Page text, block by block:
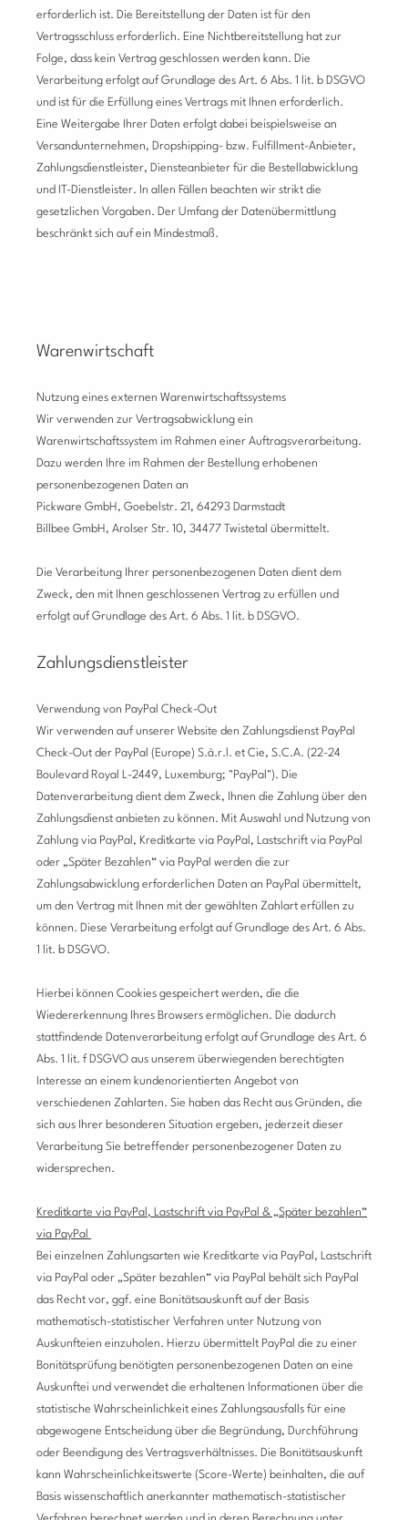
erforderlich ist. Die Bereitstellung der Daten ist für den
Vertragsschluss erforderlich. Eine Nichtbereitstellung hat zur
Folge, dass kein Vertrag geschlossen werden kann. Die
Verarbeitung erfolgt auf Grundlage des Art. 6 Abs. 1 lit. b DSGVO
und ist für die Erfüllung eines Vertrags mit Ihnen erforderlich.
Eine Weitergabe Ihrer Daten erfolgt dabei beispielsweise an
Versandunternehmen, Dropshipping- bzw. Fulfillment-Anbieter,
Zahlungsdienstleister, Diensteanbieter für die Bestellabwicklung
und IT-Dienstleister. In allen Fällen beachten wir strikt die
gesetzlichen Vorgaben. Der Umfang der Datenübermittlung
beschränkt sich auf ein Mindestmaß.
Warenwirtschaft
Nutzung eines externen Warenwirtschaftssystems
Wir verwenden zur Vertragsabwicklung ein
Warenwirtschaftssystem im Rahmen einer Auftragsverarbeitung.
Dazu werden Ihre im Rahmen der Bestellung erhobenen
personenbezogenen Daten an
Pickware GmbH, Goebelstr. 21, 64293 Darmstadt
Billbee GmbH, Arolser Str. 10, 34477 Twistetal übermittelt.
Die Verarbeitung Ihrer personenbezogenen Daten dient dem
Zweck, den mit Ihnen geschlossenen Vertrag zu erfüllen und
erfolgt auf Grundlage des Art. 6 Abs. 1 lit. b DSGVO.
Zahlungsdienstleister
Verwendung von PayPal Check-Out
Wir verwenden auf unserer Website den Zahlungsdienst PayPal
Check-Out der PayPal (Europe) S.à.r.l. et Cie, S.C.A. (22-24
Boulevard Royal L-2449, Luxemburg; "PayPal"). Die
Datenverarbeitung dient dem Zweck, Ihnen die Zahlung über den
Zahlungsdienst anbieten zu können. Mit Auswahl und Nutzung von
Zahlung via PayPal, Kreditkarte via PayPal, Lastschrift via PayPal
oder „Später Bezahlen“ via PayPal werden die zur
Zahlungsabwicklung erforderlichen Daten an PayPal übermittelt,
um den Vertrag mit Ihnen mit der gewählten Zahlart erfüllen zu
können. Diese Verarbeitung erfolgt auf Grundlage des Art. 6 Abs.
1 lit. b DSGVO.
Hierbei können Cookies gespeichert werden, die die
Wiedererkennung Ihres Browsers ermöglichen. Die dadurch
stattfindende Datenverarbeitung erfolgt auf Grundlage des Art. 6
Abs. 1 lit. f DSGVO aus unserem überwiegenden berechtigten
Interesse an einem kundenorientierten Angebot von
verschiedenen Zahlarten. Sie haben das Recht aus Gründen, die
sich aus Ihrer besonderen Situation ergeben, jederzeit dieser
Verarbeitung Sie betreffender personenbezogener Daten zu
widersprechen.
Kreditkarte via PayPal, Lastschrift via PayPal & „Später bezahlen“
via PayPal
Bei einzelnen Zahlungsarten wie Kreditkarte via PayPal, Lastschrift
via PayPal oder „Später bezahlen“ via PayPal behält sich PayPal
das Recht vor, ggf. eine Bonitätsauskunft auf der Basis
mathematisch-statistischer Verfahren unter Nutzung von
Auskunfteien einzuholen. Hierzu übermittelt PayPal die zu einer
Bonitätsprüfung benötigten personenbezogenen Daten an eine
Auskunftei und verwendet die erhaltenen Informationen über die
statistische Wahrscheinlichkeit eines Zahlungsausfalls für eine
abgewogene Entscheidung über die Begründung, Durchführung
oder Beendigung des Vertragsverhältnisses. Die Bonitätsauskunft
kann Wahrscheinlichkeitswerte (Score-Werte) beinhalten, die auf
Basis wissenschaftlich anerkannter mathematisch-statistischer